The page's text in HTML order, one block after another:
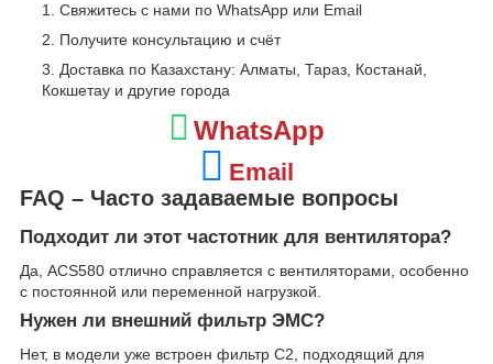
Свяжитесь с нами по WhatsApp или Email
Получите консультацию и счёт
Доставка по Казахстану: Алматы, Тараз, Костанай,
Кокшетау и другие города
WhatsApp
Email
FAQ – Часто задаваемые вопросы
Подходит ли этот частотник для вентилятора?
Да, ACS580 отлично справляется с вентиляторами, особенно
с постоянной или переменной нагрузкой.
Нужен ли внешний фильтр ЭМС?
Нет, в модели уже встроен фильтр C2, подходящий для